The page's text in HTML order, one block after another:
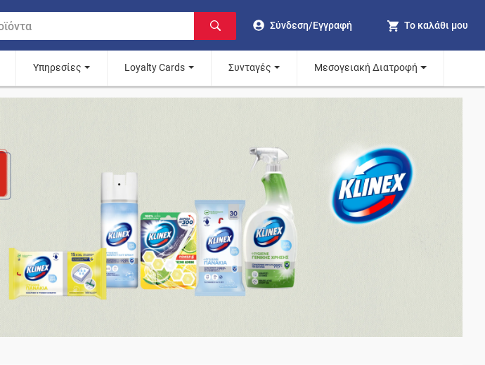
Σύνδεση/Εγγραφή Το καλάθι μου
Υπηρεσίες Loyalty Cards Συνταγές Μεσογειακή Διατροφή